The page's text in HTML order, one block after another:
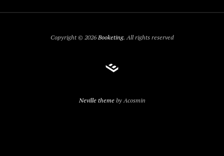
Copyright © 2026Booketing. All rights reserved
Neville themeby Acosmin